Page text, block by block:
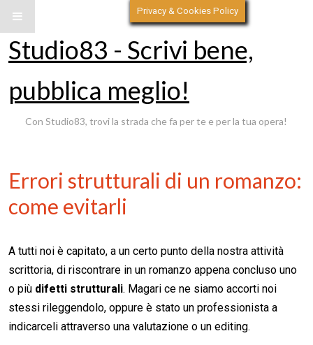
Studio83 - Scrivi bene,
pubblica meglio!
Con Studio83, trovi la strada che fa per te e per la tua opera!
Errori strutturali di un romanzo:
come evitarli
A tutti noi è capitato, a un certo punto della nostra attività
scrittoria, di riscontrare in un romanzo appena concluso uno
o più difetti strutturali. Magari ce ne siamo accorti noi
stessi rileggendolo, oppure è stato un professionista a
indicarceli attraverso una valutazione o un editing.
Privacy & Cookies Policy